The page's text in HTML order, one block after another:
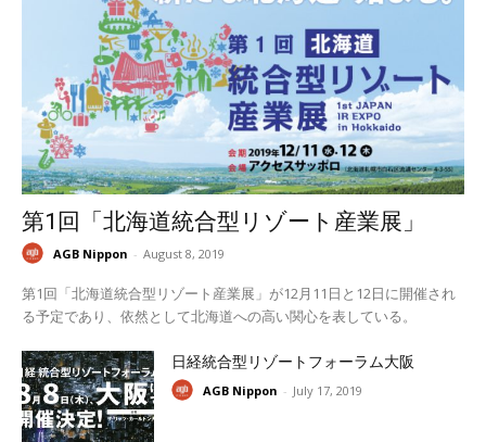
第1回「北海道統合型リゾート産業展」
AGB Nippon - August 8, 2019
第1回「北海道統合型リゾート産業展」が12月11日と12日に開催され
る予定であり、依然として北海道への高い関心を表している。
日経統合型リゾートフォーラム大阪
AGB Nippon - July 17, 2019